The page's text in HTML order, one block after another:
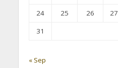
24
25 26 27
31
« Sep